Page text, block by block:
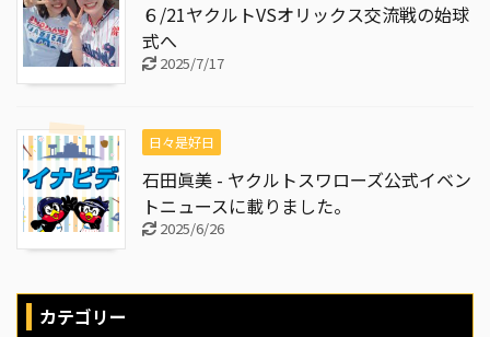
６/21ヤクルトVSオリックス交流戦の始球
式へ
2025/7/17
日々是好日
石田眞美 - ヤクルトスワローズ公式イベン
トニュースに載りました。
2025/6/26
カテゴリー